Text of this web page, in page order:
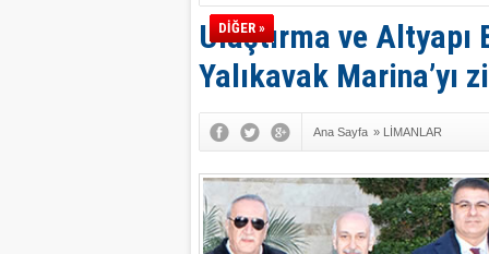
DİĞER »
Ulaştırma ve Altyapı
Yalıkavak Marina’yı
Ana Sayfa » LİMANLAR